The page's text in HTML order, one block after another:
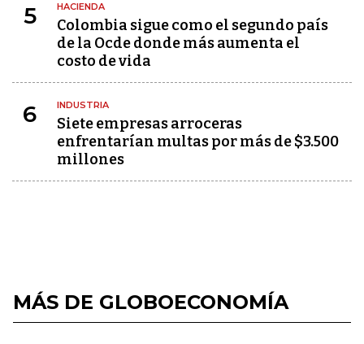
5 HACIENDA
Colombia sigue como el segundo país
de la Ocde donde más aumenta el
costo de vida
6 INDUSTRIA
Siete empresas arroceras
enfrentarían multas por más de $3.500
millones
MÁS DE GLOBOECONOMÍA